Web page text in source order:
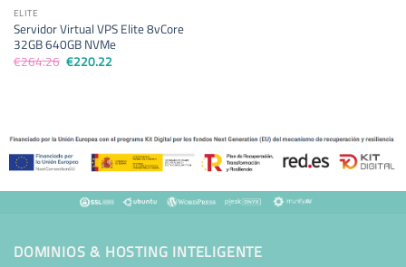
ELITE
Servidor Virtual VPS Elite 8vCore
32GB 640GB NVMe
€264.26 El
precio
€220.22Elprecio
DOMINIOS & HOSTING INTELIGENTE